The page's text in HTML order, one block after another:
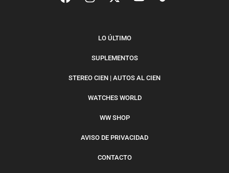
LO ÚLTIMO
SUPLEMENTOS
STEREO CIEN | AUTOS AL CIEN
WATCHES WORLD
WW SHOP
AVISO DE PRIVACIDAD
CONTACTO